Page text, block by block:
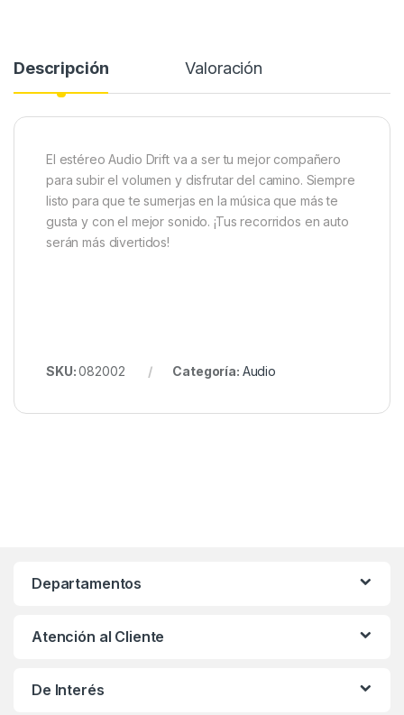
Descripción Valoración
El estéreo Audio Drift va a ser tu mejor compañero
para subir el volumen y disfrutar del camino. Siempre
listo para que te sumerjas en la música que más te
gusta y con el mejor sonido. ¡Tus recorridos en auto
serán más divertidos!
SKU:082002 Categoría: Audio
Departamentos
Atención al Cliente
De Interés